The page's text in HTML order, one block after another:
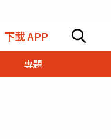
下載 APP
專題